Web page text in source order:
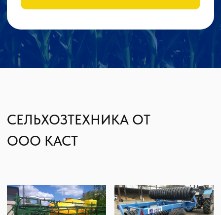
года Головневым Максимом Сергеевичем.
Занимается продажей
сельскохозяйственной техники
американских, российских и французских
производителей. ООО КАСТ начинала свой
путь с одного человека, а сейчас штат
квалифицированных сотрудников
насчитывает более 25 человек.
и постгарантийное обслуживание.